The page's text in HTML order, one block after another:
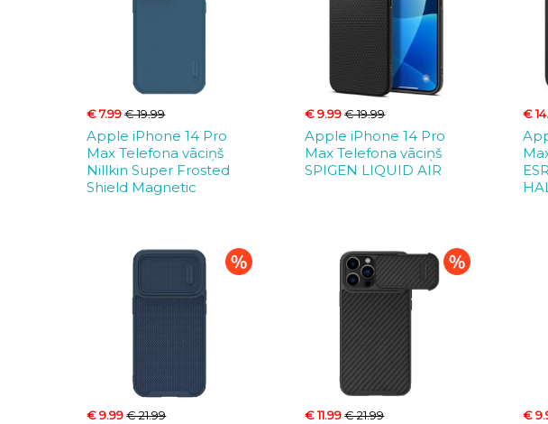
€ 7.99€ 19.99
Apple iPhone 14 Pro
Max Telefona vāciņš
Nillkin Super Frosted
Shield Magnetic
€ 9.99€ 19.99
Apple iPhone 14 Pro
Max Telefona vāciņš
SPIGEN LIQUID AIR
€
€ 9.99€ 21.99 € 11.99€ 21.99 €